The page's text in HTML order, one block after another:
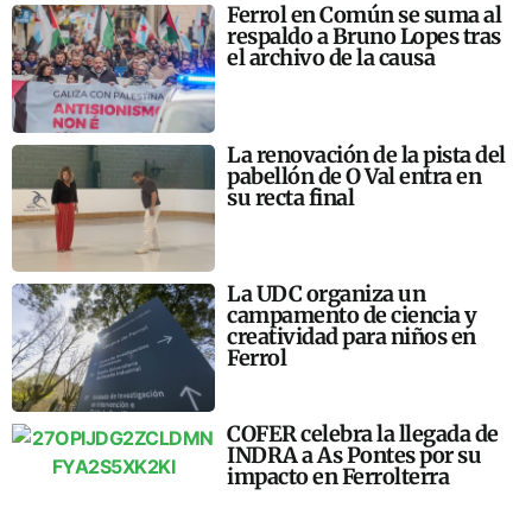
Ferrol en Común se suma al
respaldo a Bruno Lopes tras
el archivo de la causa
La renovación de la pista del
pabellón de O Val entra en
su recta final
La UDC organiza un
campamento de ciencia y
creatividad para niños en
Ferrol
COFER celebra la llegada de
INDRA a As Pontes por su
impacto en Ferrolterra